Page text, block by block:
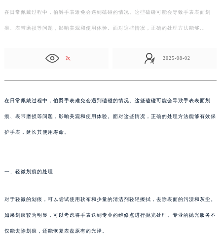
在日常佩戴过程中，伯爵手表难免会遇到磕碰的情况。这些磕碰可能会导致手表表面划
痕、表带磨损等问题，影响美观和使用体验。面对这些情况，正确的处理方法能够…
次 2025-08-02
在日常佩戴过程中，伯爵手表难免会遇到磕碰的情况。这些磕碰可能会导致手表表面划
痕、表带磨损等问题，影响美观和使用体验。面对这些情况，正确的处理方法能够有效保
护手表，延长其使用寿命。
一、轻微划痕的处理
对于轻微的划痕，可以尝试使用软布和少量的清洁剂轻轻擦拭，去除表面的污渍和灰尘。
如果划痕较为明显，可以考虑将手表送到专业的维修点进行抛光处理。专业的抛光服务不
仅能去除划痕，还能恢复表盘原有的光泽。